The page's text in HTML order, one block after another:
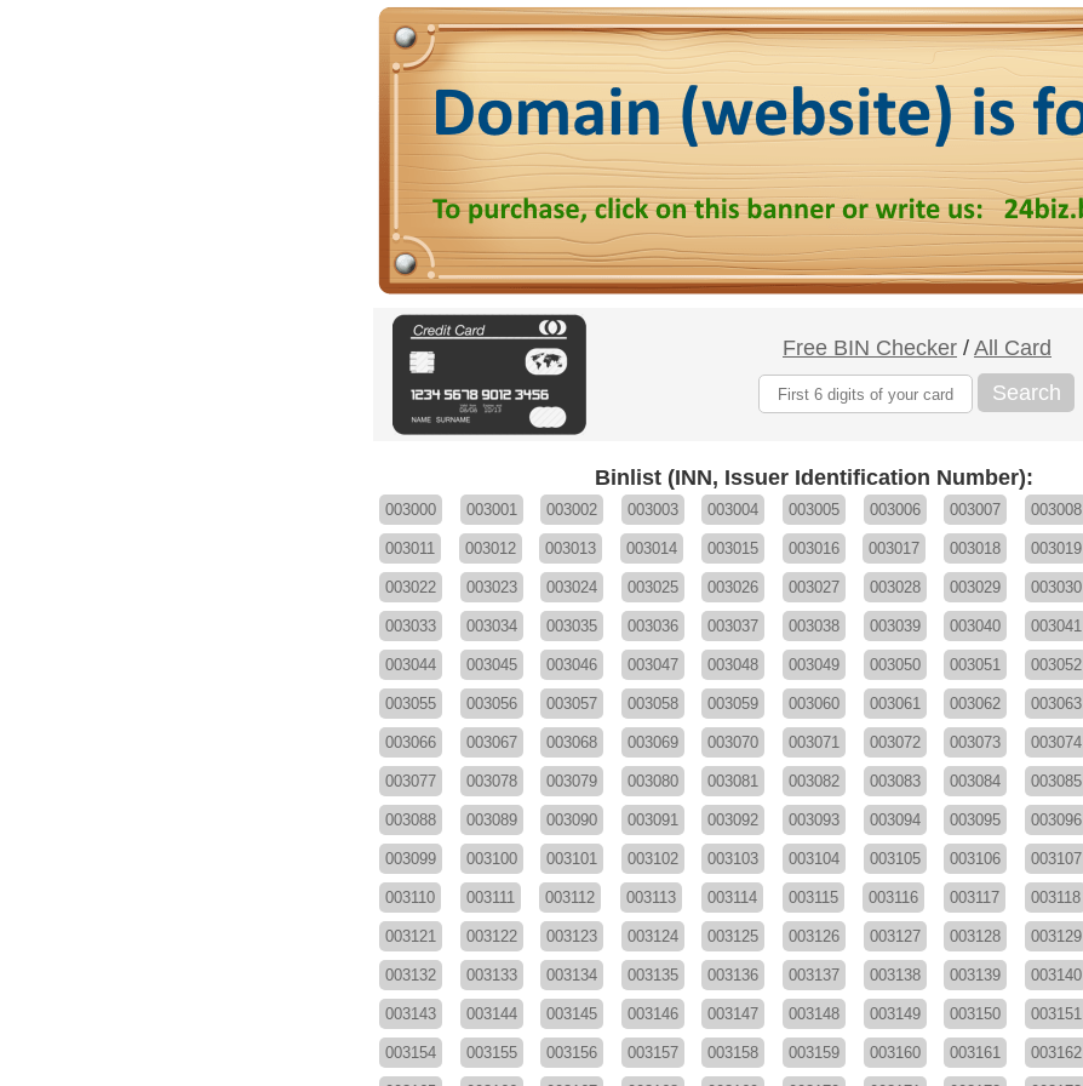
Free BIN Checker / All Card
Search
Binlist (INN, Issuer Identification Number):
003000 003001 003002 003003 003004 003005 003006 003007 003008
003011 003012 003013 003014 003015 003016 003017 003018 003019
003022 003023 003024 003025 003026 003027 003028 003029 003030
003033 003034 003035 003036 003037 003038 003039 003040 003041
003044 003045 003046 003047 003048 003049 003050 003051 003052
003055 003056 003057 003058 003059 003060 003061 003062 003063
003066 003067 003068 003069 003070 003071 003072 003073 003074
003077 003078 003079 003080 003081 003082 003083 003084 003085
003088 003089 003090 003091 003092 003093 003094 003095 003096
003099 003100 003101 003102 003103 003104 003105 003106 003107
003110 003111 003112 003113 003114 003115 003116 003117 003118
003121 003122 003123 003124 003125 003126 003127 003128 003129
003132 003133 003134 003135 003136 003137 003138 003139 003140
003143 003144 003145 003146 003147 003148 003149 003150 003151
003154 003155 003156 003157 003158 003159 003160 003161 003162